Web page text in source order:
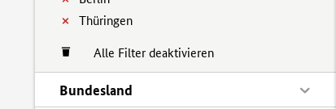
Thüringen
Alle Filter deaktivieren
Bundesland